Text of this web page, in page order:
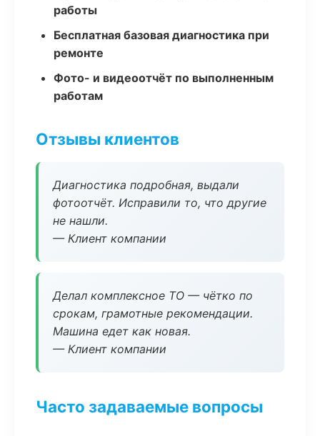
работы
Бесплатная базовая диагностика при
ремонте
Фото- и видеоотчёт по выполненным
работам
Отзывы клиентов
Диагностика подробная, выдали
фотоотчёт. Исправили то, что другие
не нашли.
— Клиент компании
Делал комплексное ТО — чётко по
срокам, грамотные рекомендации.
Машина едет как новая.
— Клиент компании
Часто задаваемые вопросы